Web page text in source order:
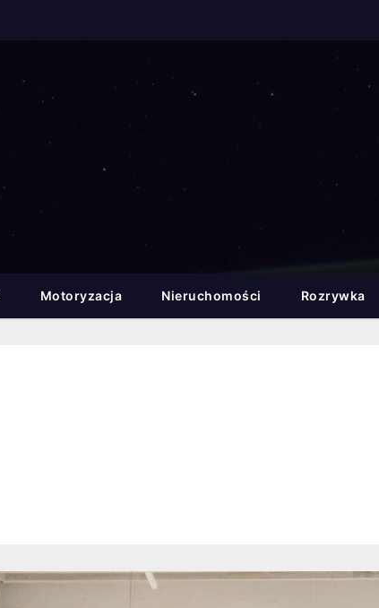
Motoryzacja Nieruchomości Rozrywka